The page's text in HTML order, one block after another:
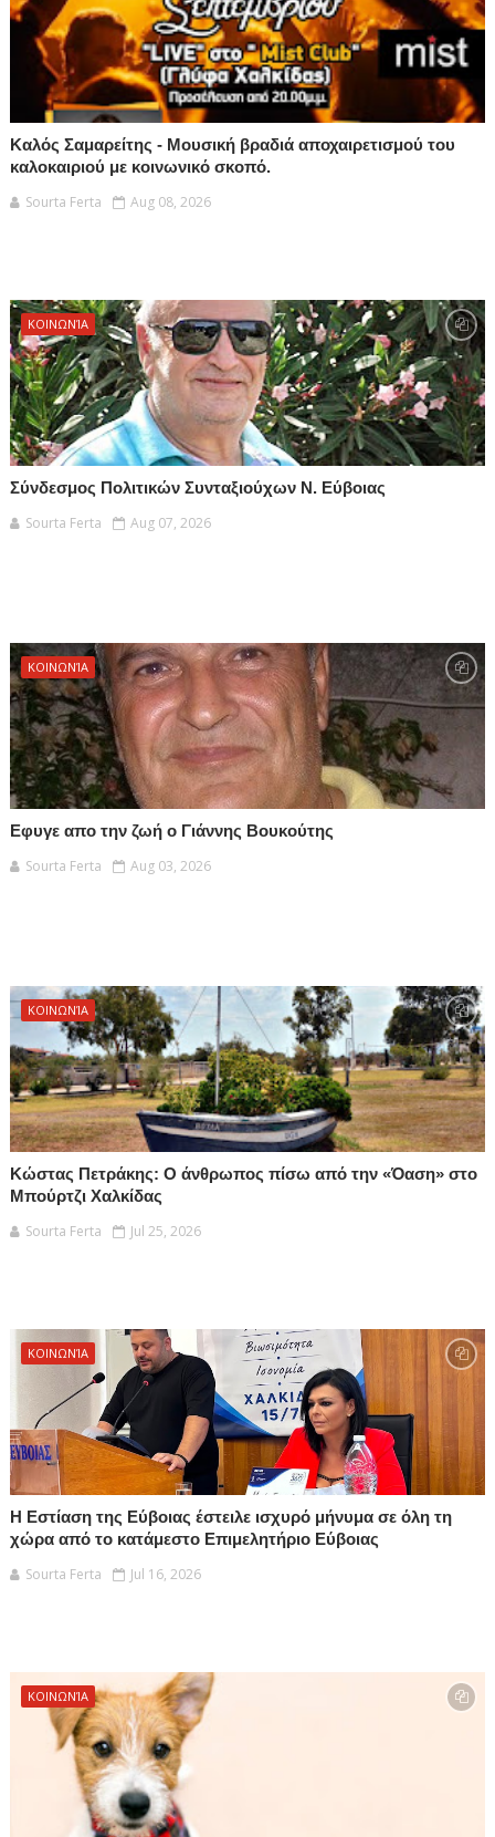
Καλός Σαμαρείτης - Μουσική βραδιά αποχαιρετισμού του
καλοκαιριού με κοινωνικό σκοπό.
Sourta Ferta
Aug 08, 2026
ΚΟΙΝΩΝΊΑ
Σύνδεσμος Πολιτικών Συνταξιούχων Ν. Εύβοιας
Sourta Ferta
Aug 07, 2026
ΚΟΙΝΩΝΊΑ
Εφυγε απο την ζωή ο Γιάννης Βουκούτης
Sourta Ferta
Aug 03, 2026
ΚΟΙΝΩΝΊΑ
Κώστας Πετράκης: Ο άνθρωπος πίσω από την «Όαση» στο
Μπούρτζι Χαλκίδας
Sourta Ferta
Jul 25, 2026
ΚΟΙΝΩΝΊΑ
Η Εστίαση της Εύβοιας έστειλε ισχυρό μήνυμα σε όλη τη
χώρα από το κατάμεστο Επιμελητήριο Εύβοιας
Sourta Ferta
Jul 16, 2026
ΚΟΙΝΩΝΊΑ